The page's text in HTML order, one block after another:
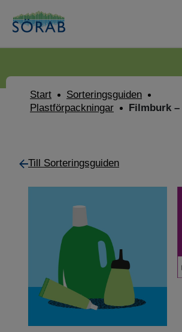
Start
Sorteringsguiden
Plastförpackningar
Filmburk
Till Sorteringsguiden